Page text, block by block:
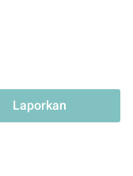
Laporkan